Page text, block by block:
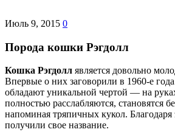
Июль 9, 2015 0
Порода кошки Рэгдолл
Кошка Рэгдолл является довольно
Впервые о них заговорили в 1960-е
обладают уникальной чертой — на
полностью расслабляются, становятся
напоминая тряпичных кукол.
получили свое название.